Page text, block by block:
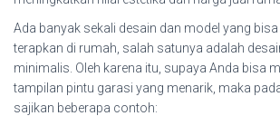
Ada banyak sekali desain dan model yang
terapkan di rumah, salah satunya adalah
minimalis. Oleh karena itu, supaya Anda bisa
tampilan pintu garasi yang menarik, maka
sajikan beberapa contoh: